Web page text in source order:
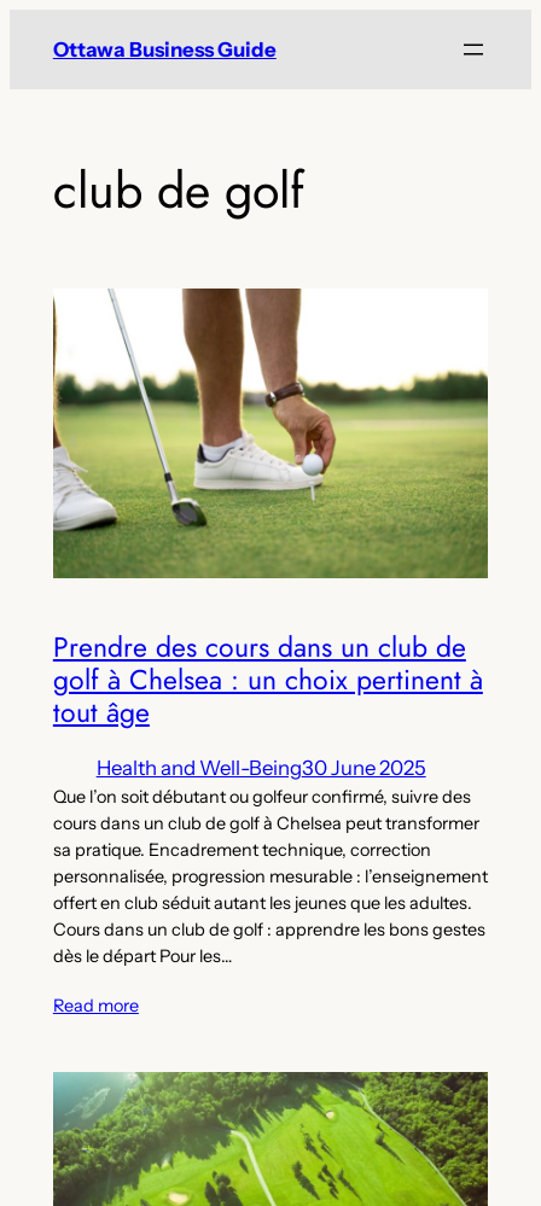
Ottawa Business Guide
club de golf
Prendre des cours dans un club de
golf à Chelsea : un choix pertinent à
tout âge
Health and Well-Being30 June 2025
Que l’on soit débutant ou golfeur confirmé, suivre des
cours dans un club de golf à Chelsea peut transformer
sa pratique. Encadrement technique, correction
personnalisée, progression mesurable : l’enseignement
offert en club séduit autant les jeunes que les adultes.
Cours dans un club de golf : apprendre les bons gestes
dès le départ Pour les…
Read more